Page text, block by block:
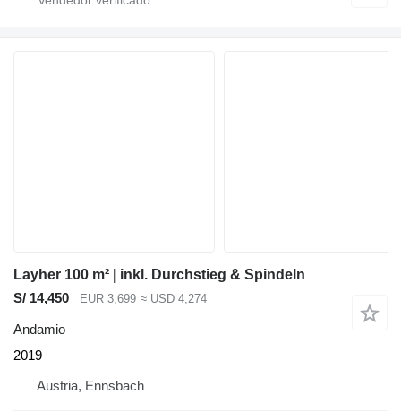
Layher 100 m² | inkl. Durchstieg & Spindeln
S/ 14,450
EUR 3,699 ≈ USD 4,274
Andamio
2019
Austria, Ennsbach